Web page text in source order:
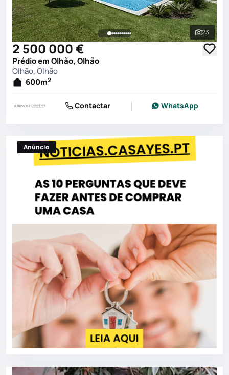
Ver
23
2 500 000 €
Prédio em Olhão, Olhão
Olhão, Olhão
600m2
Contactar WhatsApp
Anúncio